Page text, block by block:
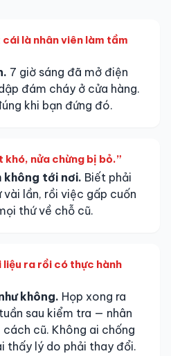
cái là nhân viên làm tầm
7 giờ sáng đã mở điện
đám cháy ở cửa hàng.
khi bạn đứng đó.
khó, nửa chừng bị bỏ.”
không tới nơi. Biết phải
vài lần, rồi việc gấp cuốn
thứ về chỗ cũ.
ra rồi có thực hành
không. Họp xong ra
sau kiểm tra — nhân
cũ. Không ai chống
thấy lý do phải thay đổi.